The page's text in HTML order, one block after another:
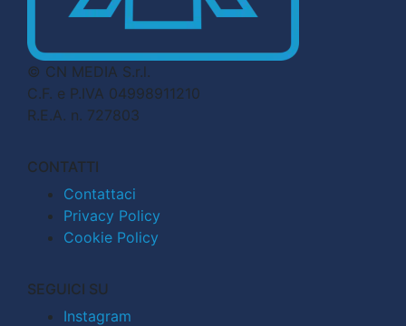
© CN MEDIA S.r.l.
C.F. e P.IVA 04998911210
R.E.A. n. 727803
CONTATTI
Contattaci
Privacy Policy
Cookie Policy
SEGUICI SU
Instagram